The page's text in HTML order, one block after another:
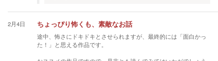
2月4日 ちょっぴり怖くも、素敵なお話
途中、怖さにドキドキとさせられますが、最終的には「面白かっ
た！」と思える作品です。